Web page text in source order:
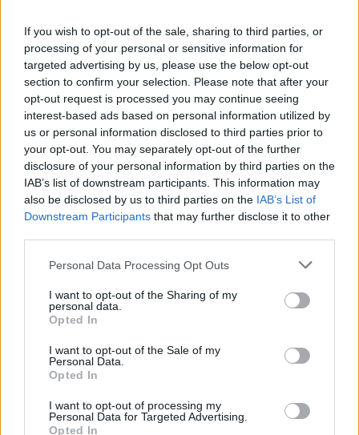
If you wish to opt-out of the sale, sharing to third parties, or
processing of your personal or sensitive information for
targeted advertising by us, please use the below opt-out
section to confirm your selection. Please note that after your
opt-out request is processed you may continue seeing
interest-based ads based on personal information utilized by
us or personal information disclosed to third parties prior to
your opt-out. You may separately opt-out of the further
disclosure of your personal information by third parties on the
IAB’s list of downstream participants. This information may
also be disclosed by us to third parties on the IAB’s List of
Downstream Participants that may further disclose it to other
Personal Data Processing Opt Outs
I want to opt-out of the Sharing of my
personal data.
Opted In
I want to opt-out of the Sale of my
Personal Data.
Opted In
I want to opt-out of processing my
Personal Data for Targeted Advertising.
Opted In
ΡΟΗ ΕΙΔΗΣΕΩΝ
Ιός Δυτικού Νείλου: Στα 65 τα κρούσματα στην
Ελλάδα – 23 νέα μέσα σε μία εβδομάδα, έξι
θάνατοι
06/08/2026 - 08:54 ΕΛΛΑΔΑ
Disney: Πτώση 34,2% στα καθαρά κέρδη του
εννεαμήνου – Στα 7,28 δισ. δολάρια
06/08/2026 - 08:42 ΕΠΙΧΕΙΡΗΣΕΙΣ
Viohalco: Αυξημένος κατά 14% ο τζίρος στο α'
εξάμηνο, στα 4,3 δισ. ευρώ – Στα 446 εκατ. ευρώ
τα EBITDA
06/08/2026 - 08:23
HELLENiQ ENERGY: Κέρδη 393 εκατ. ευρώ στο α'
εξάμηνο – Στα 734 εκατ. ευρώ τα EBITDA
Χρηματιστήριο: Πτώση κατά 0,18%, στα 315,71